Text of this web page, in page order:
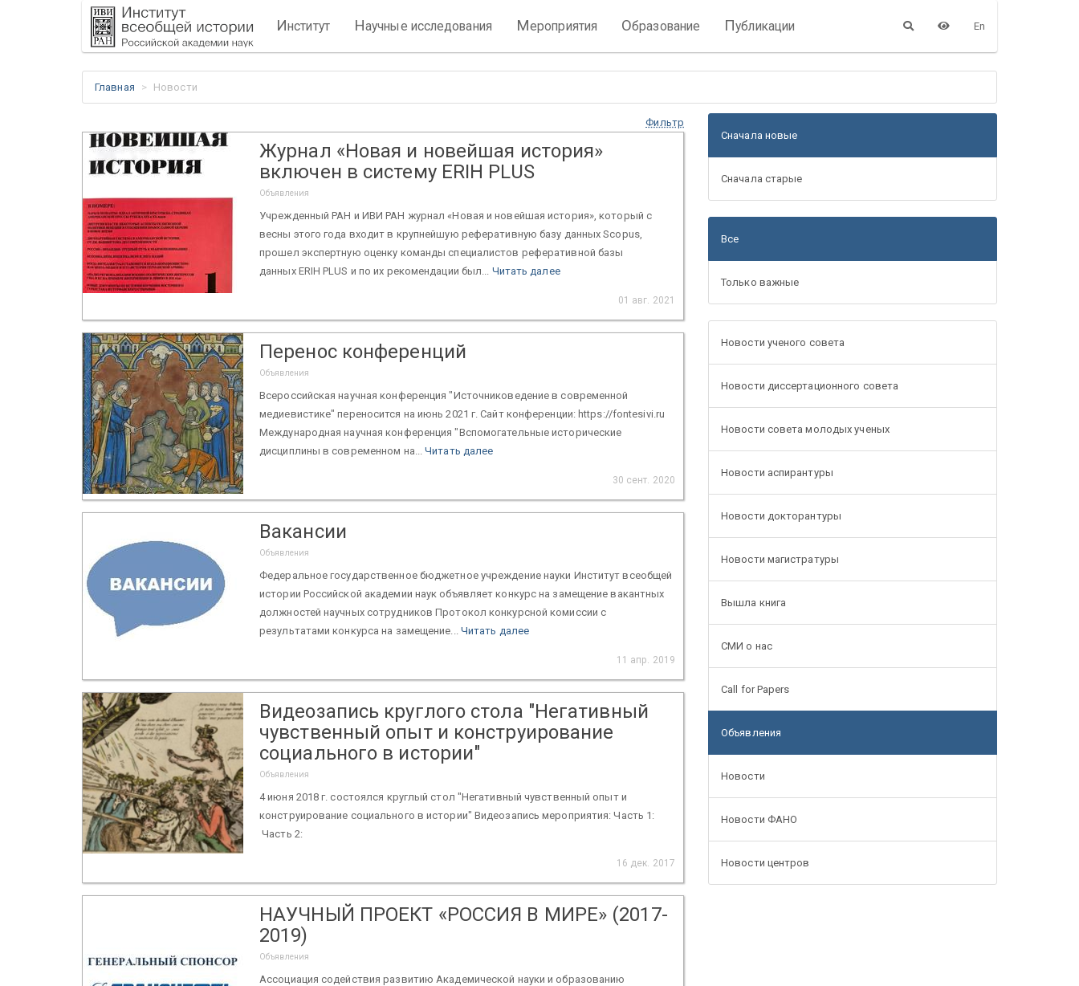
Институт Научные исследования Мероприятия Образование Публикации En
Главная Новости
Фильтр
Журнал «Новая и новейшая история»
включен в систему ERIH PLUS
Объявления
Учрежденный РАН и ИВИ РАН журнал «Новая и новейшая история», который с
весны этого года входит в крупнейшую реферативную базу данных Scopus,
прошел экспертную оценку команды специалистов реферативной базы
данных ERIH PLUS и по их рекомендации был... Читать далее
01 авг. 2021
Перенос конференций
Объявления
Всероссийская научная конференция "Источниковедение в современной
медиевистике" переносится на июнь 2021 г. Сайт конференции: https://fontesivi.ru
Международная научная конференция "Вспомогательные исторические
дисциплины в современном на...Читать далее
30 сент. 2020
Вакансии
Объявления
Федеральное государственное бюджетное учреждение науки Институт всеобщей
истории Российской академии наук объявляет конкурс на замещение вакантных
должностей научных сотрудников Протокол конкурсной комиссии с
результатами конкурса на замещение... Читать далее
11 апр. 2019
Видеозапись круглого стола "Негативный
чувственный опыт и конструирование
социального в истории"
Объявления
4 июня 2018 г. состоялся круглый стол "Негативный чувственный опыт и
конструирование социального в истории" Видеозапись мероприятия: Часть 1:
Часть 2:
16 дек. 2017
НАУЧНЫЙ ПРОЕКТ «РОССИЯ В МИРЕ» (2017-
2019)
Объявления
Ассоциация содействия развитию Академической науки и образованию
Сначала новые
Сначала старые
Все
Только важные
Новости ученого совета
Новости диссертационного совета
Новости совета молодых ученых
Новости аспирантуры
Новости докторантуры
Новости магистратуры
Вышла книга
СМИ о нас
Call for Papers
Объявления
Новости
Новости ФАНО
Новости центров